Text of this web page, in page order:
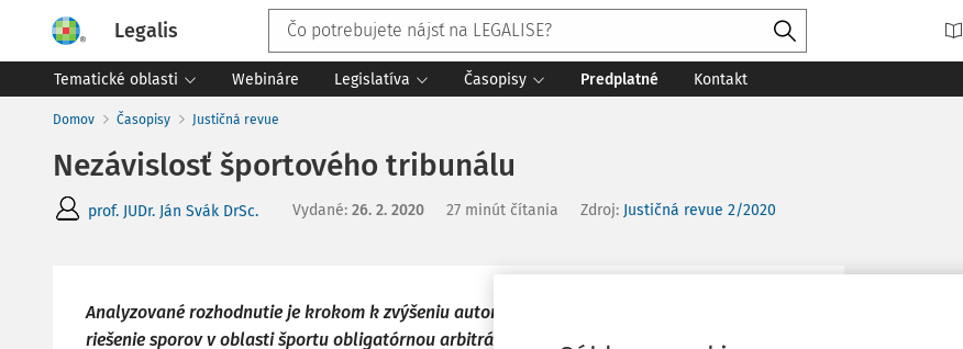
Legalis
Tematické oblasti Webináre Legislatíva Časopisy Predplatné Kontakt
Domov Časopisy Justičná revue
Nezávislosť športového tribunálu
prof. JUDr. Ján Svák DrSc. Vydané: 26. 2. 2020 27 minút čítania Zdroj: Justičná revue 2/2020
Analyzované rozhodnutie je krokom k zvýšeniu autonómnosti športu. V prípade, že ide o
riešenie sporov v oblasti športu obligatórnou arbitrážou, potom po prvé, športový tribunál